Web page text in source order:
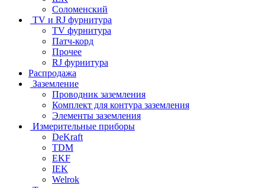
Соломенский
TV и RJ фурнитура
TV фурнитура
Патч-корд
Прочее
RJ фурнитура
Распродажа
Заземление
Проводник заземления
Комплект для контура заземления
Элементы заземления
Измерительные приборы
DeKraft
TDM
EKF
IEK
Welrok